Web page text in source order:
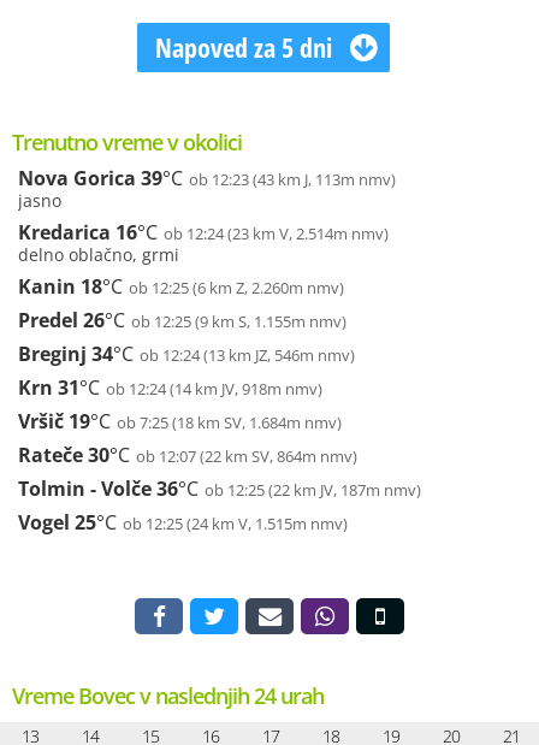
Napoved za 5 dni
Trenutno vreme v okolici
Nova Gorica 39°C ob 12:23 (43 km J, 113m nmv)
jasno
Kredarica 16°C ob 12:24 (23 km V, 2.514m nmv)
delno oblačno, grmi
Kanin 18°C ob 12:25 (6 km Z, 2.260m nmv)
Predel 26°C ob 12:25 (9 km S, 1.155m nmv)
Breginj 34°C ob 12:24 (13 km JZ, 546m nmv)
Krn 31°C ob 12:24 (14 km JV, 918m nmv)
Vršič 19°C ob 7:25 (18 km SV, 1.684m nmv)
Rateče30°C ob 12:07 (22 km SV, 864m nmv)
Tolmin - Volče36°C ob 12:25 (22 km JV, 187m nmv)
Vogel 25°C ob 12:25 (24 km V, 1.515m nmv)
Vreme Bovec v naslednjih 24 urah
13 14 15 16 17 18 19 20 21